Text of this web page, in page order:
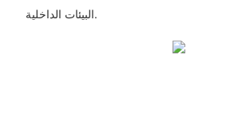
البيئات الداخلية.